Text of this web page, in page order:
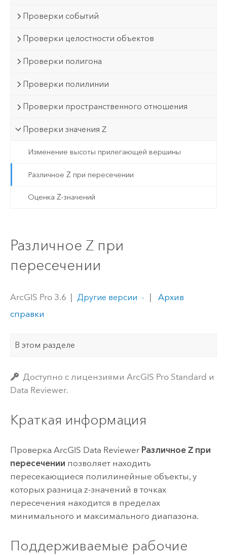
Проверки событий
Проверки целостности объектов
Проверки полигона
Проверки полилинии
Проверки пространственного отношения
Проверки значения Z
Изменение высоты прилегающей вершины
Различное Z при пересечении
Оценка Z-значений
Различное Z при
пересечении
ArcGIS Pro 3.6 Другие версии
Архив
справки
В этом разделе
Доступно с лицензиями ArcGIS Pro Standard и
Data Reviewer.
Краткая информация
Проверка ArcGIS Data Reviewer Различное Z при
пересечении позволяет находить
пересекающиеся полилинейные объекты, у
которых разница z-значений в точках
пересечения находится в пределах
минимального и максимального диапазона.
Поддерживаемые рабочие